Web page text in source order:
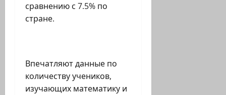
сравнению с 7.5% по
стране.
Впечатляют данные по
количеству учеников,
изучающих математику и